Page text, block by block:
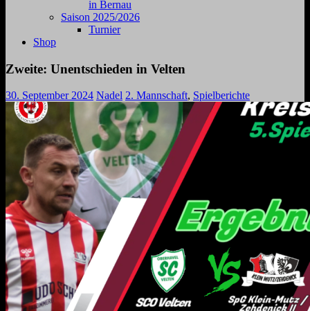
in Bernau
Saison 2025/2026
Turnier
Shop
Zweite: Unentschieden in Velten
30. September 2024 Nadel 2. Mannschaft, Spielberichte